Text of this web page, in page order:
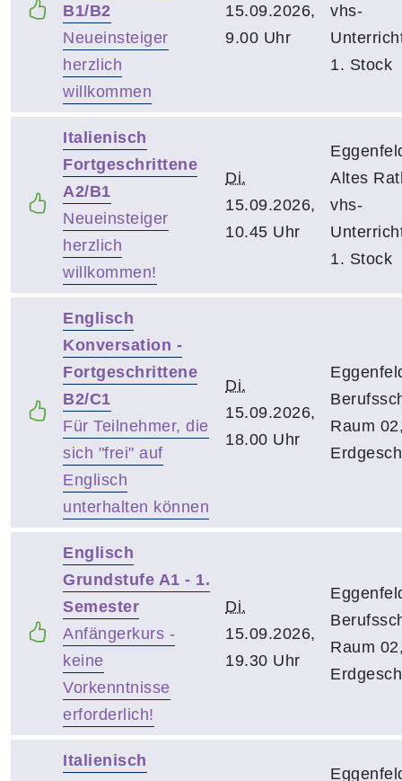
B1/B2
Neueinsteiger
herzlich
willkommen
15.09.2026,
9.00 Uhr
vhs-
1. Stock
Italienisch
Fortgeschrittene
A2/B1
Neueinsteiger
herzlich
willkommen!
Di.
15.09.2026,
10.45 Uhr
Altes
vhs-
1. Stock
Englisch
Konversation -
Fortgeschrittene
B2/C1
Für Teilnehmer, die
sich "frei" auf
Englisch
unterhalten können
Di.
15.09.2026,
18.00 Uhr
Raum
Englisch
Grundstufe A1 - 1.
Semester
Anfängerkurs -
keine
Vorkenntnisse
erforderlich!
Di.
15.09.2026,
19.30 Uhr
Raum
Italienisch